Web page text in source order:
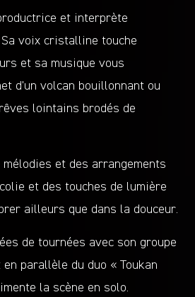
et interprète
voix cristalline touche
et sa musique vous
d’un volcan bouillonnant ou
lointains brodés de
mélodies et des arrangements
et des touches de lumière
ailleurs que dans la douceur.
de tournées avec son groupe
parallèle du duo « Toukan
la scène en solo.